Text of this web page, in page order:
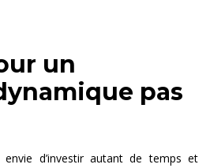
un
pas
envie d’investir autant de temps et